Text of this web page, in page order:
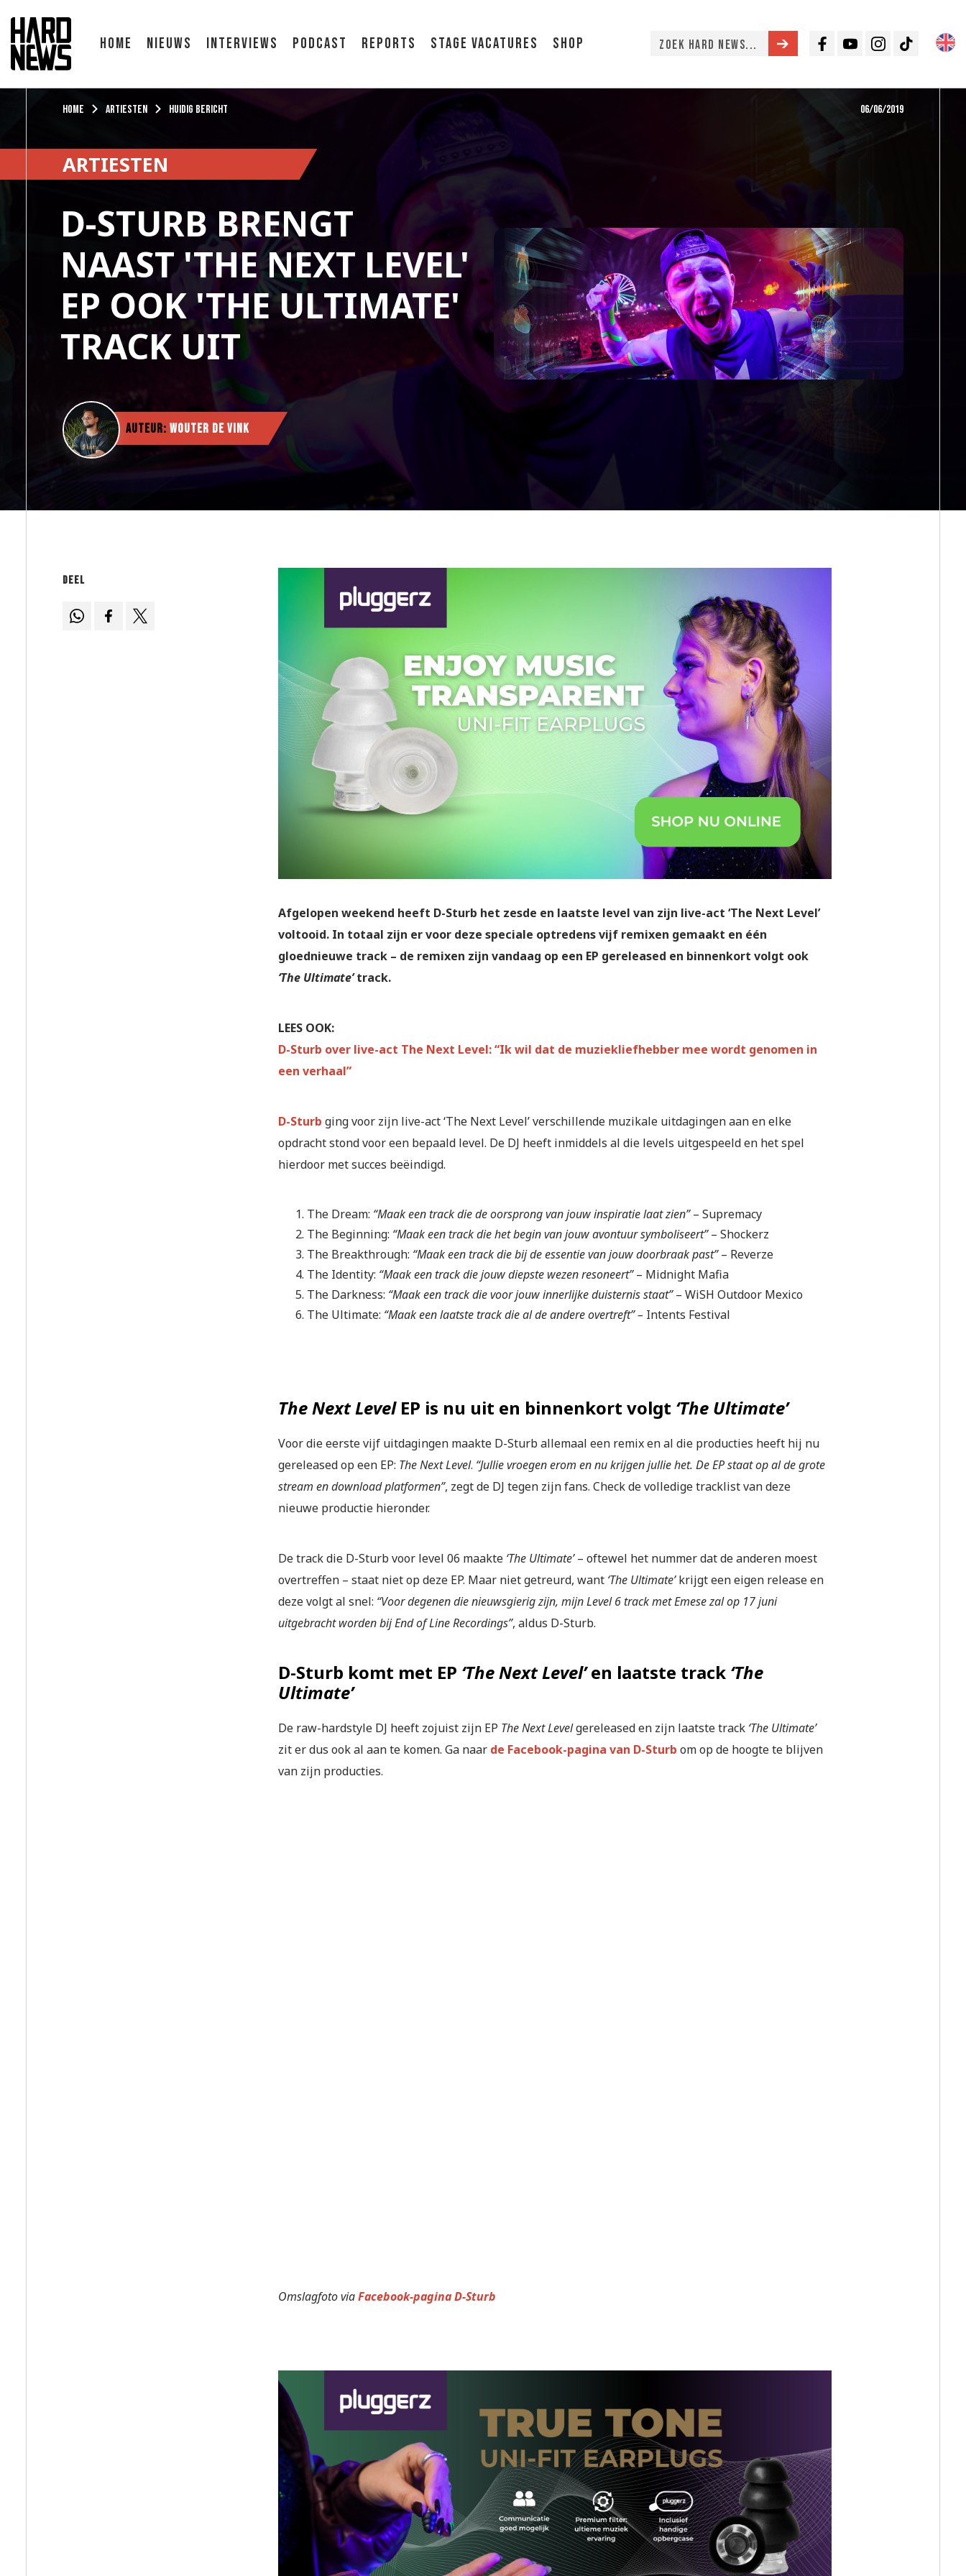
Home Nieuws Interviews Podcast Reports Stage vacatures Shop
Facebook
YoutubeInstagramTikTok
Home Artiesten Huidig bericht 06/06/2019
ARTIESTEN
D-STURB BRENGT
NAAST 'THE NEXT LEVEL'
EP OOK 'THE ULTIMATE'
TRACK UIT
Auteur: Wouter de Vink
Deel
Afgelopen weekend heeft D-Sturb het zesde en laatste level van zijn live-act ‘The Next Level’
voltooid. In totaal zijn er voor deze speciale optredens vijf remixen gemaakt en één
gloednieuwe track – de remixen zijn vandaag op een EP gereleased en binnenkort volgt ook
‘The Ultimate’track.
LEES OOK:
D-Sturb over live-act The Next Level: “Ik wil dat de muziekliefhebber mee wordt genomen in
een verhaal”
D-Sturb ging voor zijn live-act ‘The Next Level’ verschillende muzikale uitdagingen aan en elke
opdracht stond voor een bepaald level. De DJ heeft inmiddels al die levels uitgespeeld en het spel
hierdoor met succes beëindigd.
The Dream: “Maak een track die de oorsprong van jouw inspiratie laat zien”– Supremacy
The Beginning: “Maak een track die het begin van jouw avontuur symboliseert”– Shockerz
The Breakthrough: “Maak een track die bij de essentie van jouw doorbraak past”– Reverze
The Identity: “Maak een track die jouw diepste wezen resoneert”– Midnight Mafia
The Darkness: “Maak een track die voor jouw innerlijke duisternis staat”– WiSH Outdoor Mexico
The Ultimate: “Maak een laatste track die al de andere overtreft” – Intents Festival
The Next Level EP is nu uit en binnenkort volgt ‘The Ultimate’
Voor die eerste vijf uitdagingen maakte D-Sturb allemaal een remix en al die producties heeft hij nu
gereleased op een EP: The Next Level. “Jullie vroegen erom en nu krijgen jullie het. De EP staat op al de grote
stream en download platformen”, zegt de DJ tegen zijn fans. Check de volledige tracklist van deze
nieuwe productie hieronder.
De track die D-Sturb voor level 06 maakte ‘The Ultimate’– oftewel het nummer dat de anderen moest
overtreffen – staat niet op deze EP. Maar niet getreurd, want ‘The Ultimate’krijgt een eigen release en
deze volgt al snel: “Voor degenen die nieuwsgierig zijn, mijn Level 6 track met Emese zal op 17 juni
uitgebracht worden bij End of Line Recordings”, aldus D-Sturb.
D-Sturb komt met EP ‘The Next Level’en laatste track ‘The
Ultimate’
De raw-hardstyle DJ heeft zojuist zijn EP The Next Levelgereleased en zijn laatste track ‘The Ultimate’
zit er dus ook al aan te komen. Ga naar de Facebook-pagina van D-Sturb om op de hoogte te blijven
van zijn producties.
Omslagfoto viaFacebook-pagina D-Sturb